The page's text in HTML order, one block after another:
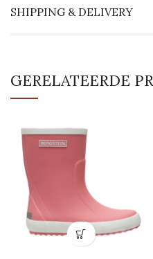
SHIPPING & DELIVERY
GERELATEERDE